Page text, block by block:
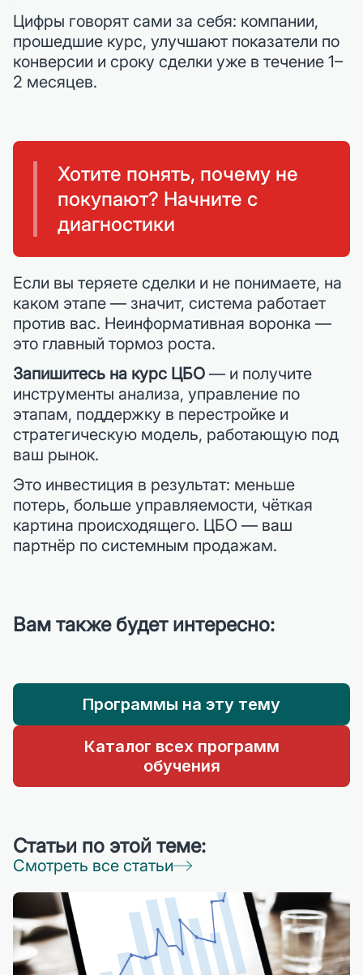
Цифры говорят сами за себя: компании,
прошедшие курс, улучшают показатели по
конверсии и сроку сделки уже в течение 1–
2 месяцев.
Хотите понять, почему не
покупают? Начните с
диагностики
Если вы теряете сделки и не понимаете, на
каком этапе — значит, система работает
против вас. Неинформативная воронка —
это главный тормоз роста.
Запишитесь на курс ЦБО — и получите
инструменты анализа, управление по
этапам, поддержку в перестройке и
стратегическую модель, работающую под
ваш рынок.
Это инвестиция в результат: меньше
потерь, больше управляемости, чёткая
картина происходящего. ЦБО — ваш
партнёр по системным продажам.
Вам также будет интересно:
Программы на эту тему
Каталог всех программ
обучения
Статьи по этой теме:
Смотреть все статьи